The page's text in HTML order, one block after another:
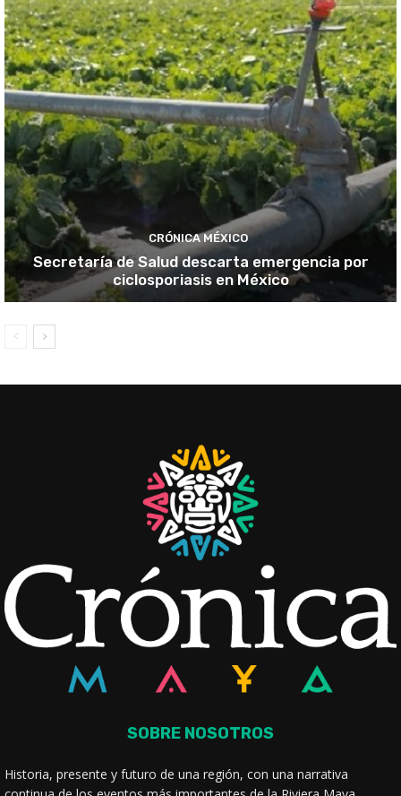
CRÓNICA MÉXICO
Secretaría de Salud descarta emergencia por
ciclosporiasis en México
SOBRE NOSOTROS
Historia, presente y futuro de una región, con una narrativa